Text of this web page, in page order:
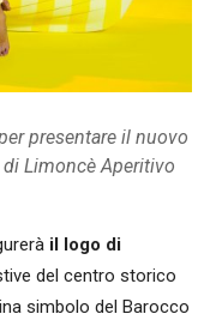
presentare il nuovo
Limoncè Aperitivo
il logo di
del centro storico
simbolo del Barocco